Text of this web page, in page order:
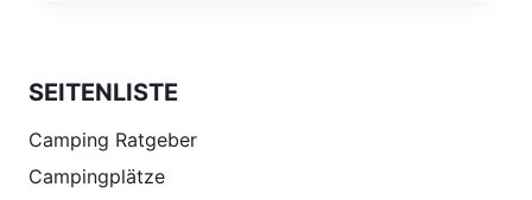
SEITENLISTE
Camping Ratgeber
Campingplätze